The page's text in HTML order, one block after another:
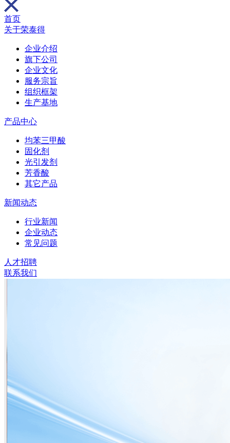
首页
关于荣泰得
企业介绍
旗下公司
企业文化
服务宗旨
组织框架
生产基地
产品中心
均苯三甲酸
固化剂
光引发剂
芳香酸
其它产品
新闻动态
行业新闻
企业动态
常见问题
人才招聘
联系我们